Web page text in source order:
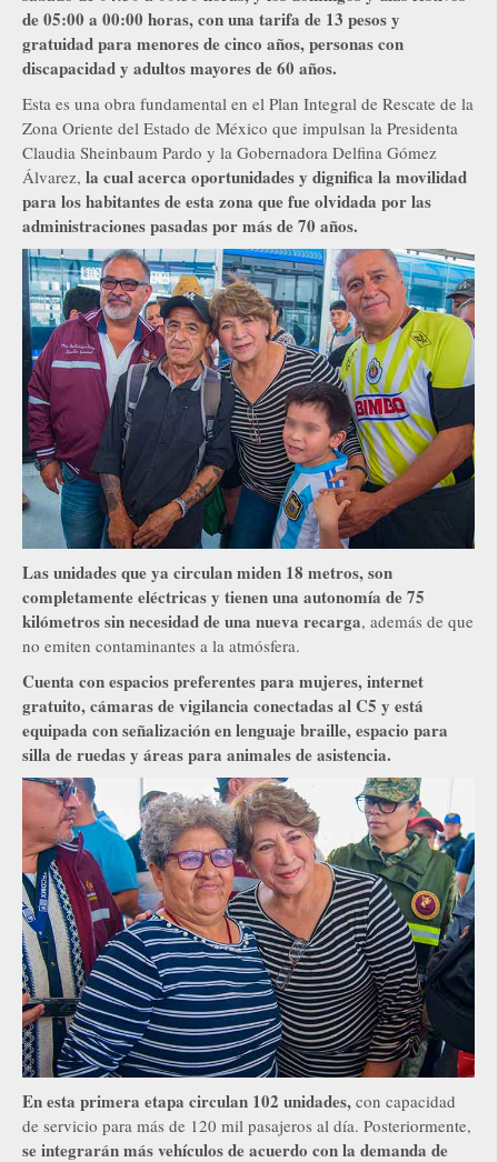
de 05:00 a 00:00 horas, con una tarifa de 13 pesos y
gratuidad para menores de cinco años, personas con
discapacidad y adultos mayores de 60 años.
Esta es una obra fundamental en el Plan Integral de Rescate de la
Zona Oriente del Estado de México que impulsan la Presidenta
Claudia Sheinbaum Pardo y la Gobernadora Delfina Gómez
Álvarez, la cual acerca oportunidades y dignifica la movilidad
para los habitantes de esta zona que fue olvidada por las
administraciones pasadas por más de 70 años.
Las unidades que ya circulan miden 18 metros, son
completamente eléctricas y tienen una autonomía de 75
kilómetros sin necesidad de una nueva recarga, además de que
no emiten contaminantes a la atmósfera.
Cuenta con espacios preferentes para mujeres, internet
gratuito, cámaras de vigilancia conectadas al C5 y está
equipada con señalización en lenguaje braille, espacio para
silla de ruedas y áreas para animales de asistencia.
En esta primera etapa circulan 102 unidades, con capacidad
de servicio para más de 120 mil pasajeros al día. Posteriormente,
se integrarán más vehículos de acuerdo con la demanda de